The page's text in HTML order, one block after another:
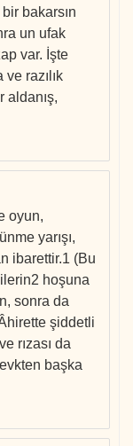
bakarsın
un ufak
var. İşte
razılık
aldanış,
oyun,
yarışı,
ibarettir.1 (Bu
hoşuna
sonra da
şiddetli
rızası da
başka